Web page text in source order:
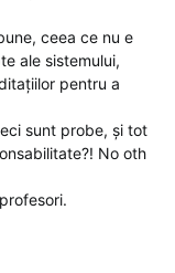
ceea ce nu e
ale sistemului,
pentru a
sunt probe, și tot
No oth